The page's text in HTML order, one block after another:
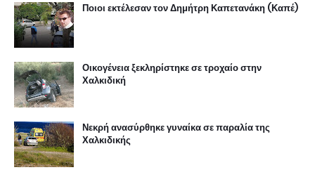
Ποιοι εκτέλεσαν τον Δημήτρη Καπετανάκη (Καπέ)
Οικογένεια ξεκληρίστηκε σε τροχαίο στην
Χαλκιδική
Νεκρή ανασύρθηκε γυναίκα σε παραλία της
Χαλκιδικής